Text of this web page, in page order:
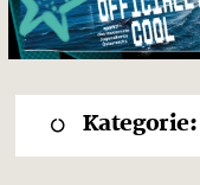
Kategorie: